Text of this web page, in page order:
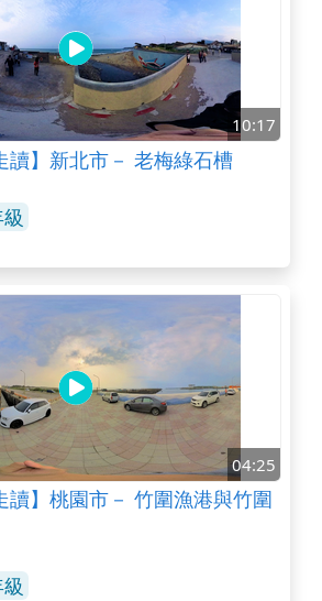
10:17
讀】新北市－ 老梅綠石槽
04:25
讀】桃園市－ 竹圍漁港與竹圍